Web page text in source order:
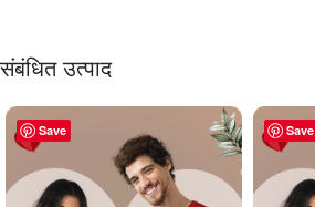
संबंधित उत्पाद
Save Save